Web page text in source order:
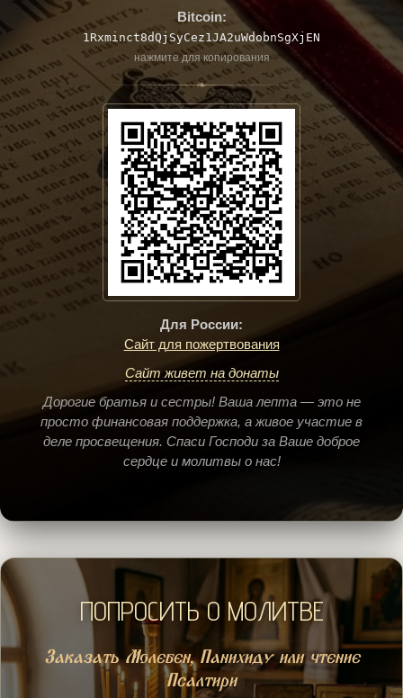
Bitcoin:
1Rxminct8dQjSyCez1JA2uWdobnSgXjEN
нажмите для копирования
❧
Для России:
Сайт для пожертвования
Сайт живет на донаты
Дорогие братья и сестры! Ваша лепта — это не
просто финансовая поддержка, а живое участие в
деле просвещения. Спаси Господи за Ваше доброе
сердце и молитвы о нас!
ПОПРОСИТЬ О МОЛИТВЕ
Заказать Молебен, Панихиду или чтение
Псалтири